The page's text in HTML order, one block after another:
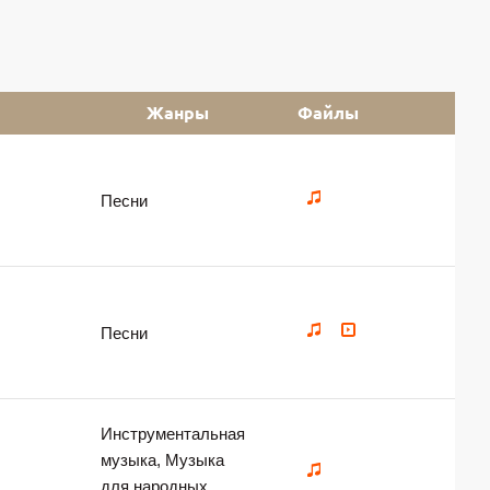
Жанры Файлы
Песни
Песни
Инструментальная
музыка, Музыка
для народных